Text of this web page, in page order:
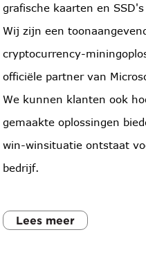
grafische kaarten en
Wij zijn een
cryptocurrency-
officiële partner van
We kunnen klanten ook
gemaakte oplossingen
win-winsituatie ontstaat
bedrijf.
Lees meer